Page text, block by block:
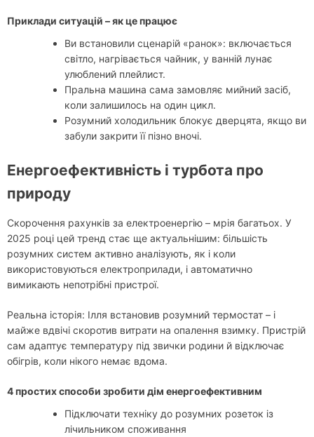
Приклади ситуацій – як це працює
Ви встановили сценарій «ранок»: включається
світло, нагрівається чайник, у ванній лунає
улюблений плейлист.
Пральна машина сама замовляє мийний засіб,
коли залишилось на один цикл.
Розумний холодильник блокує дверцята, якщо ви
забули закрити її пізно вночі.
Енергоефективність і турбота про
природу
Скорочення рахунків за електроенергію – мрія багатьох. У
2025 році цей тренд стає ще актуальнішим: більшість
розумних систем активно аналізують, як і коли
використовуються електроприлади, і автоматично
вимикають непотрібні пристрої.
Реальна історія: Ілля встановив розумний термостат – і
майже вдвічі скоротив витрати на опалення взимку. Пристрій
сам адаптує температуру під звички родини й відключає
обігрів, коли нікого немає вдома.
4 простих способи зробити дім енергоефективним
Підключати техніку до розумних розеток із
лічильником споживання